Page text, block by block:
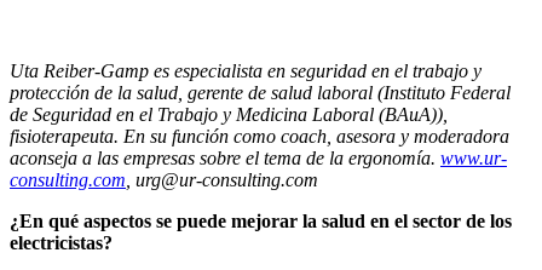
Uta Reiber-Gamp es especialista en seguridad en el trabajo y
protección de la salud, gerente de salud laboral (Instituto Federal
de Seguridad en el Trabajo y Medicina Laboral (BAuA)),
fisioterapeuta. En su función como coach, asesora y moderadora
aconseja a las empresas sobre el tema de la ergonomía. www.ur-
consulting.com urg@ur-consulting.com
¿En qué aspectos se puede mejorar la salud en el sector de los
electricistas?